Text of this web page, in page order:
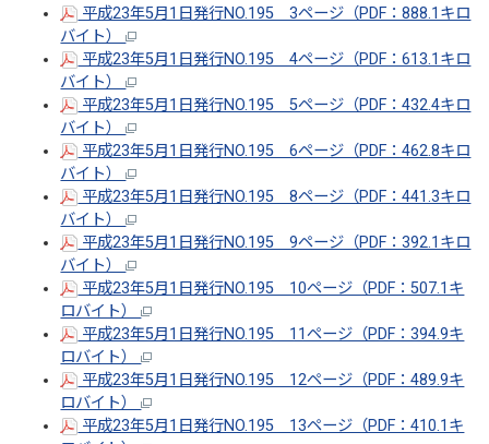
平成23年5月1日発行NO.195 3ページ（PDF：888.1キロ
バイト）
平成23年5月1日発行NO.195 4ページ（PDF：613.1キロ
バイト）
平成23年5月1日発行NO.195 5ページ（PDF：432.4キロ
バイト）
平成23年5月1日発行NO.195 6ページ（PDF：462.8キロ
バイト）
平成23年5月1日発行NO.195 8ページ（PDF：441.3キロ
バイト）
平成23年5月1日発行NO.195 9ページ（PDF：392.1キロ
バイト）
平成23年5月1日発行NO.195 10ページ（PDF：507.1キ
ロバイト）
平成23年5月1日発行NO.195 11ページ（PDF：394.9キ
ロバイト）
平成23年5月1日発行NO.195 12ページ（PDF：489.9キ
ロバイト）
平成23年5月1日発行NO.195 13ページ（PDF：410.1キ